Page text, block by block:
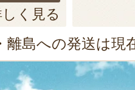
く見る
離島への発送は現